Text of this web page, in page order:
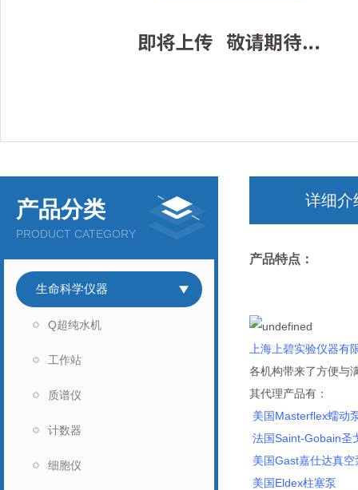
产品分类
PRODUCT CATEGORY
生命科学仪器
Q超纯水机
工作站
质谱仪
计数器
细胞仪
详细介
产品特点：
上海上碧实验仪器有
各机构带来了方便与
其代理产品有：
美国Masterflex蠕动
法国Saint-Gobain圣
美国Gast嘉仕达真
美国Eldex柱塞泵